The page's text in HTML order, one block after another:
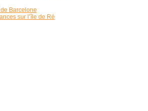
Barcelone
sur l’île de Ré